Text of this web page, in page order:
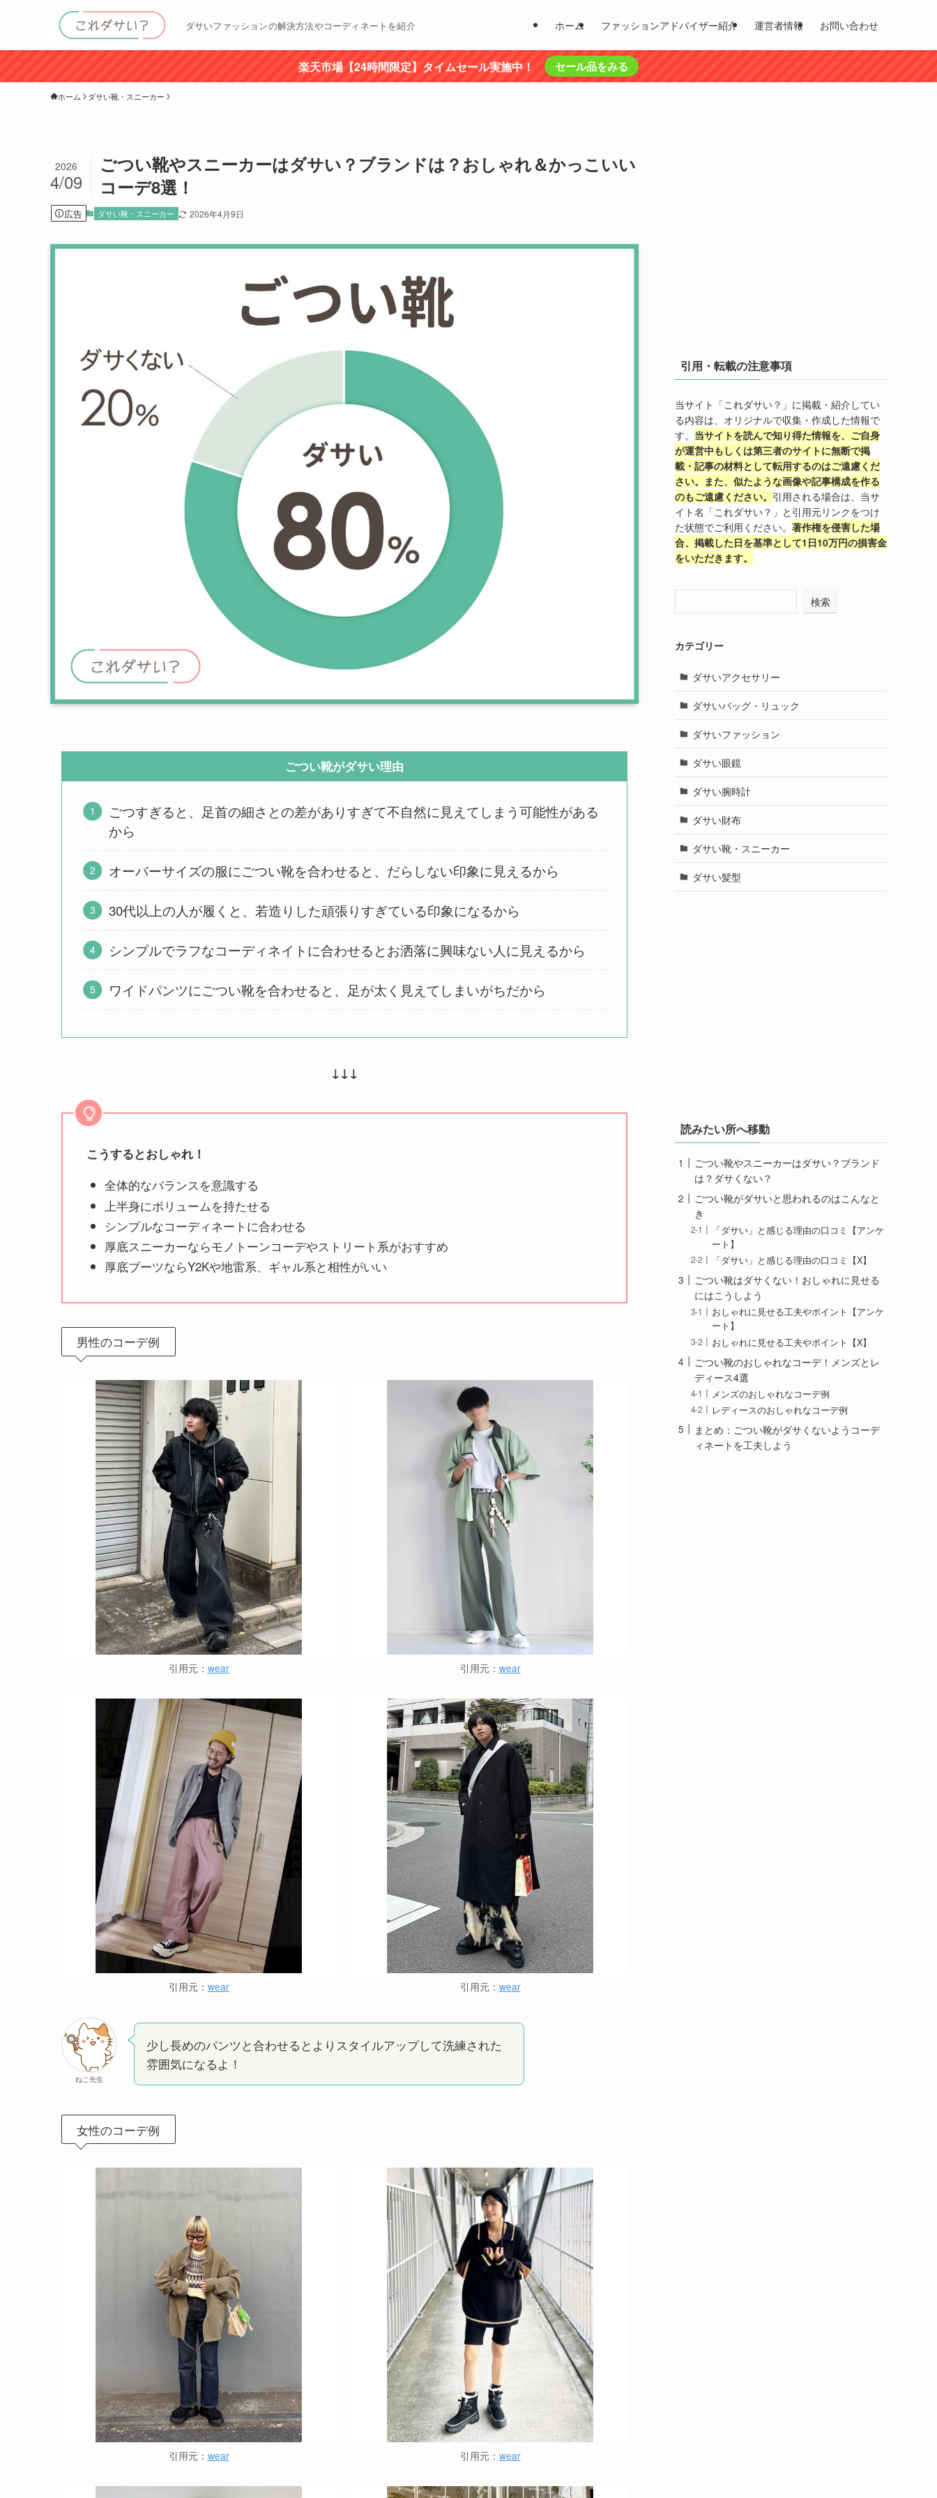
ダサいファッションの解決方法やコーディネートを紹介 ホーム ファッションアドバイザー紹介 運営者情報 お問い合わせ
楽天市場【24時間限定】タイムセール実施中！ セール品をみる
ホーム ダサい靴・スニーカー
ごつい靴やスニーカーはダサい？ブランドは？おしゃれ＆かっこいい
コーデ8選！
2026
4/09
広告 ダサい靴・スニーカー 2026年4月9日
ごつい靴がダサい理由
ごつすぎると、足首の細さとの差がありすぎて不自然に見えてしまう可能性がある
から
オーバーサイズの服にごつい靴を合わせると、だらしない印象に見えるから
30代以上の人が履くと、若造りした頑張りすぎている印象になるから
シンプルでラフなコーディネイトに合わせるとお洒落に興味ない人に見えるから
ワイドパンツにごつい靴を合わせると、足が太く見えてしまいがちだから
↓↓↓
こうするとおしゃれ！
全体的なバランスを意識する
上半身にボリュームを持たせる
シンプルなコーディネートに合わせる
厚底スニーカーならモノトーンコーデやストリート系がおすすめ
厚底ブーツならY2Kや地雷系、ギャル系と相性がいい
男性のコーデ例
引用元： wear 引用元： wear
引用元： wear 引用元： wear
ねこ先生
少し長めのパンツと合わせるとよりスタイルアップして洗練された
雰囲気になるよ！
女性のコーデ例
引用元： wear 引用元： wear
引用・転載の注意事項
当サイト「これダサい？」に掲載・紹介してい
る内容は、オリジナルで収集・作成した情報で
す。 当サイトを読んで知り得た情報を、ご自身
が運営中もしくは第三者のサイトに無断で掲
載・記事の材料として転用するのはご遠慮くだ
さい。また、似たような画像や記事構成を作る
のもご遠慮ください。 引用される場合は、当サ
イト名「これダサい？」と引用元リンクをつけ
た状態でご利用ください。 著作権を侵害した場
合、掲載した日を基準として1日10万円の損害金
をいただきます。
検索
カテゴリー
ダサいアクセサリー
ダサいバッグ・リュック
ダサいファッション
ダサい眼鏡
ダサい腕時計
ダサい財布
ダサい靴・スニーカー
ダサい髪型
読みたい所へ移動
ごつい靴やスニーカーはダサい？ブランド
は？ダサくない？
ごつい靴がダサいと思われるのはこんなと
き
「ダサい」と感じる理由の口コミ【アンケ
ート】
「ダサい」と感じる理由の口コミ【X】
ごつい靴はダサくない！おしゃれに見せる
にはこうしよう
おしゃれに見せる工夫やポイント【アンケ
ート】
おしゃれに見せる工夫やポイント【X】
ごつい靴のおしゃれなコーデ！メンズとレ
ディース4選
メンズのおしゃれなコーデ例
レディースのおしゃれなコーデ例
まとめ：ごつい靴がダサくないようコーデ
ィネートを工夫しよう